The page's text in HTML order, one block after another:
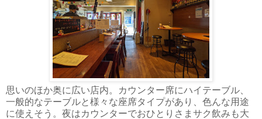
思いのほか奥に広い店内。カウンター席にハイテーブル、
一般的なテーブルと様々な座席タイプがあり、色んな用途
に使えそう。夜はカウンターでおひとりさまサク飲みも大